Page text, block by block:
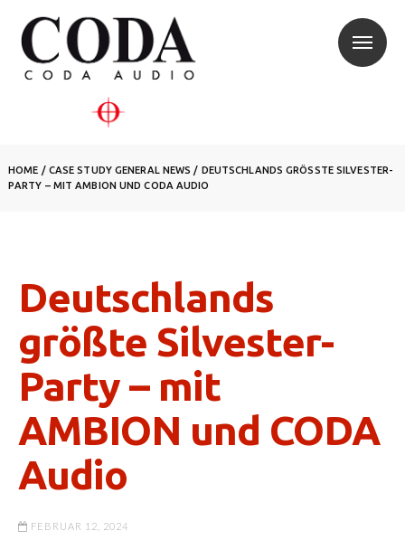
HOME / CASE STUDY GENERAL NEWS / DEUTSCHLANDS GRÖSSTE SILVESTER-P
ARTY – MIT AMBION UND CODA AUDIO
Deutschlands
größte Silvester-
Party – mit
AMBION und CODA
Audio
FEBRUAR 12, 2024